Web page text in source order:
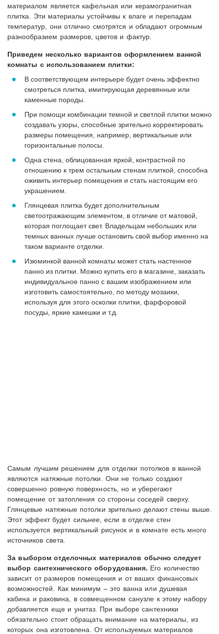
материалом является кафельная или керамогранитная
плитка. Эти материалы устойчивы к влаге и перепадам
температур, они отлично смотрятся и обладают огромным
разнообразием размеров, цветов и фактур.
Приведем несколько вариантов оформлением ванной
комнаты с использованием плитки:
В соответствующем интерьере будет очень эффектно
смотреться плитка, имитирующая деревянные или
каменные породы.
При помощи комбинации темной и светлой плитки можно
создавать узоры, способные зрительно корректировать
размеры помещения, например, вертикальные или
горизонтальные полосы.
Одна стена, облицованная яркой, контрастной по
отношению к трем остальным стенам плиткой, способна
оживить интерьер помещения и стать настоящим его
украшением.
Глянцевая плитка будет дополнительным
светоотражающим элементом, в отличие от матовой,
которая поглощает свет. Владельцам небольших или
темных ванных лучше остановить свой выбор именно на
таком варианте отделки.
Изюминкой ванной комнаты может стать настенное
панно из плитки. Можно купить его в магазине, заказать
индивидуальное панно с вашим изображением или
изготовить самостоятельно, по методу мозаики,
используя для этого осколки плитки, фарфоровой
посуды, яркие камешки и т.д.
Самым лучшим решением для отделки потолков в ванной
являются натяжные потолки. Они не только создают
совершенно ровную поверхность, но и уберегают
помещение от затопления со стороны соседей сверху.
Глянцевые натяжные потолки зрительно делают стены выше.
Этот эффект будет сильнее, если в отделке стен
используется вертикальный рисунок и в комнате есть много
источников света.
За выбором отделочных материалов обычно следует
выбор сантехнического оборудования. Его количество
зависит от размеров помещения и от ваших финансовых
возможностей. Как минимум – это ванна или душевая
кабина и раковина, в совмещенном санузле к этому набору
добавляется еще и унитаз. При выборе сантехники
обязательно стоит обращать внимание на материалы, из
которых она изготовлена. От используемых материалов